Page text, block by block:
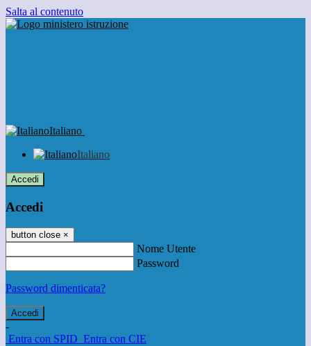
Salta al contenuto
Italiano
Italiano
Accedi
Accedi
button close ×
Nome Utente
Password
Password dimenticata?
-
Entra con SPID Entra con CIE